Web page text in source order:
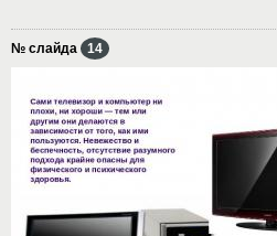
№ слайда 14